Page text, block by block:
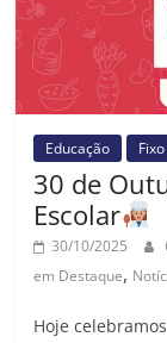
Educação Fixo
30 de
Escolar
30/10/2025
em Destaque,
Hoje